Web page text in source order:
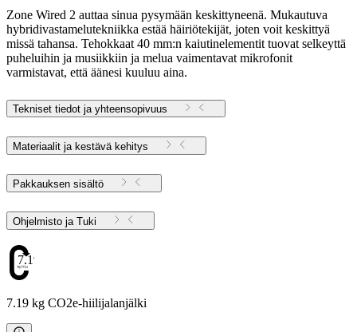
Zone Wired 2 auttaa sinua pysymään keskittyneenä. Mukautuva
hybridivastamelutekniikka estää häiriötekijät, joten voit keskittyä
missä tahansa. Tehokkaat 40 mm:n kaiutinelementit tuovat selkeyttä
puheluihin ja musiikkiin ja melua vaimentavat mikrofonit
varmistavat, että äänesi kuuluu aina.
Tekniset tiedot ja yhteensopivuus
Materiaalit ja kestävä kehitys
Pakkauksen sisältö
Ohjelmisto ja Tuki
7.19
7.19 kg CO2e-hiilijalanjälki